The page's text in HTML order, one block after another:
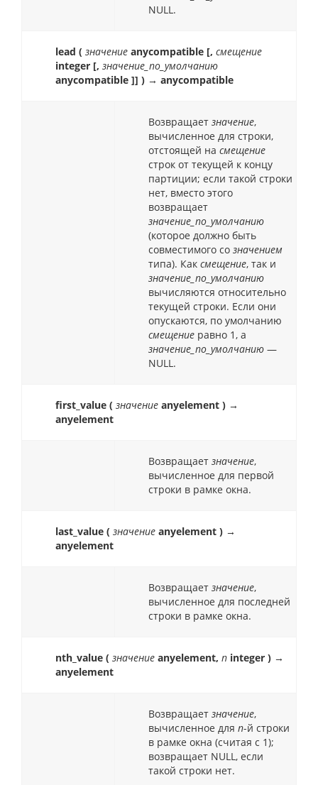
NULL.
lead ( значение anycompatible [, смещение
integer [, значение_по_умолчанию
anycompatible ]] ) → anycompatible
Возвращает значение,
вычисленное для строки,
отстоящей на смещение
строк от текущей к концу
партиции; если такой строки
нет, вместо этого
возвращает
значение_по_умолчанию
(которое должно быть
совместимого со значением
типа). Как смещение, так и
значение_по_умолчанию
вычисляются относительно
текущей строки. Если они
опускаются, по умолчанию
смещение равно 1, а
значение_по_умолчанию —
NULL.
first_value ( значение anyelement ) →
anyelement
Возвращает значение,
вычисленное для первой
строки в рамке окна.
last_value ( значение anyelement ) →
anyelement
Возвращает значение,
вычисленное для последней
строки в рамке окна.
nth_value ( значение anyelement, n integer ) →
anyelement
Возвращает значение,
вычисленное для n-й строки
в рамке окна (считая с 1);
возвращает NULL, если
такой строки нет.